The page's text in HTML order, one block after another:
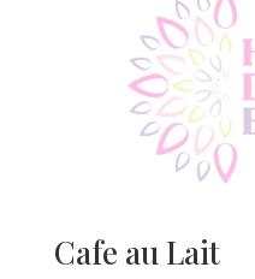
Cafe au Lait